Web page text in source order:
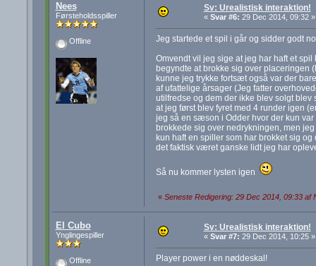
Nees
Førsteholdsspiller
Offline
Sv: Urealistisk interaktion!
« Svar #6: 29 Dec 2014, 09:32 »
Jeg startede et spil i går og sidder godt
Omvendt vil jeg sige at jeg har haft et
begyndte at brokke sig over placeringen
kunne jeg trykke fortsæt også var der
af ufattelige årsager (Jeg fatter
utilfredse og dem der ikke blev solgt blev
at jeg først blev fyret med 4 runder igen
jeg så en sæson i Odder hvor der kun
brokkede sig over nedrykningen, men
kun haft en spiller som har brokket sig
det faktisk været ganske lidt jeg har
Så nu kommer lysten igen
« Seneste Redigering: 29 Dec 2014, 09:33 af
El Cubo
Ynglingespiller
Offline
Sv: Urealistisk interaktion!
« Svar #7: 29 Dec 2014, 10:25 »
Player power i en nøddeskal!